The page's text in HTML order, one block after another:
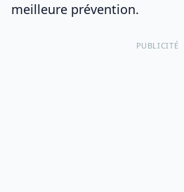
meilleure prévention.
PUBLICITÉ